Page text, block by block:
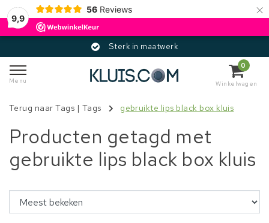
9,9
56 Reviews ×
Sterk in maatwerk
Menu
0
Winkelwagen
Terug naar Tags | Tags gebruikte lips black box kluis
Producten getagd met
gebruikte lips black box kluis